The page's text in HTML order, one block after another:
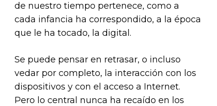
de nuestro tiempo pertenece, como a
cada infancia ha correspondido, a la época
que le ha tocado, la digital.
Se puede pensar en retrasar, o incluso
vedar por completo, la interacción con los
dispositivos y con el acceso a Internet.
Pero lo central nunca ha recaído en los